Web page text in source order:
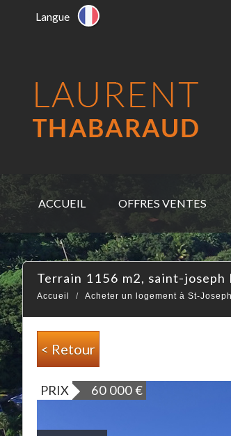
Langue
ACCUEIL OFFRES VENTES
terrain 1156 m2, saint-joseph
Accueil Acheter un logement à St-
< Retour
PRIX 60 000€